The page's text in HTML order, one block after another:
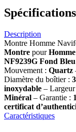
Spécifications
Description
Montre Homme
Montre pourHomme
NF9239G Fond Bleu
Mouvement : Quartz
Diamètre du boîtier :
inoxydable –
Minéral – Garantie :
certificat
Caractéristiques